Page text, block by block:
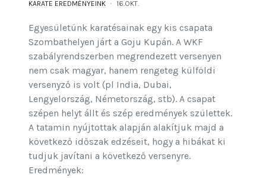
KARATE EREDMÉNYEINK 16.OKT.
Egyesületünk karatésainak egy kis csapata
Szombathelyen járt a Goju Kupán. A WKF
szabályrendszerben megrendezett versenyen
nem csak magyar, hanem rengeteg külföldi
versenyző is volt (pl India, Dubai,
Lengyelország, Németország, stb). A csapat
szépen helyt állt és szép eredmények születtek.
A tatamin nyújtottak alapján alakítjuk majd a
következő időszak edzéseit, hogy a hibákat ki
tudjuk javítani a következő versenyre.
Eredmények: